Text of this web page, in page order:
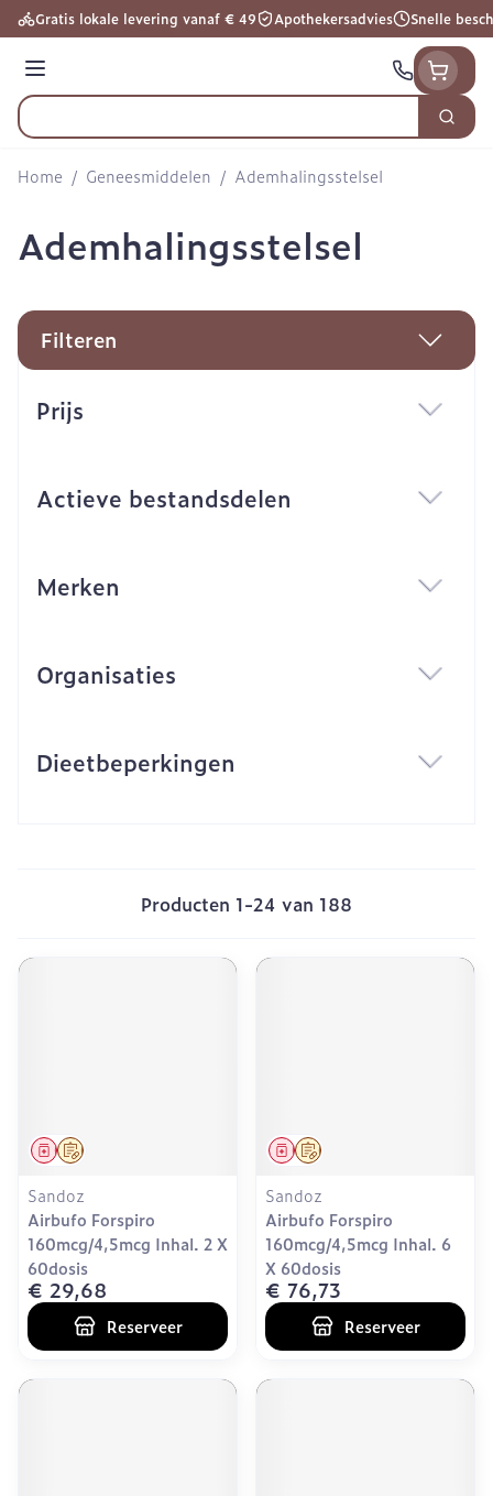
Ga naar de inhoud
Gratis lokale levering vanaf € 49 Apothekersadvies Snelle
Menu
Product, merk, categorie...
Zoek
Home / Geneesmiddelen / Ademhalingsstelsel
Ademhalingsstelsel
Filteren
Prijs
Actieve bestandsdelen
Merken
Organisaties
Dieetbeperkingen
Producten 1-24 van 188
Op voorschrift
Geneesmiddel
Sandoz
Airbufo Forspiro
160mcg/4,5mcg Inhal. 2 X
60dosis
€ 29,68
Reserveer
Op voorschrift
Geneesmiddel
Sandoz
Airbufo Forspiro
160mcg/4,5mcg Inhal. 6
X 60dosis
€ 76,73
Reserveer